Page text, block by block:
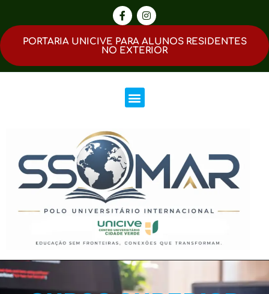
PORTARIA UNICIVE PARA ALUNOS RESIDENTES
NO EXTERIOR